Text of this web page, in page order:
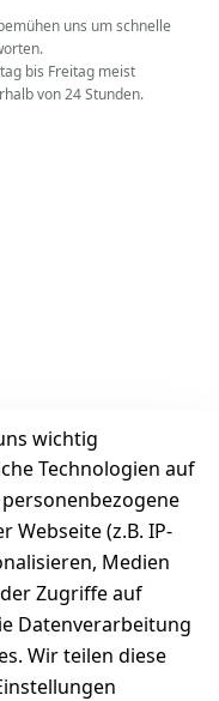
wichtig
Technologien auf
Webseite (z.B. IP-
Medien
Zugriffe auf
Datenverarbeitung
Wir teilen diese
uns um schnelle
bis Freitag meist
von 24 Stunden.
Festpreis in
Auszahlung